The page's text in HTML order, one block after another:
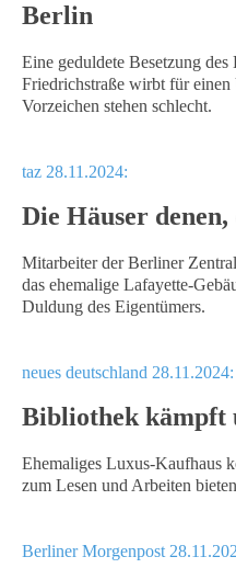
Berlin
Eine geduldete Besetzung
Friedrichstraße wirbt für
Vorzeichen stehen schlecht.
taz 28.11.2024:
Die Häuser
Mitarbeiter der Berliner
das ehemalige Lafayette-
Duldung des Eigentümers.
neues deutschland 28.11.2024:
Bibliothek kämpft
Ehemaliges Luxus-Kaufhaus
zum Lesen und Arbeiten
Berliner Morgenpost